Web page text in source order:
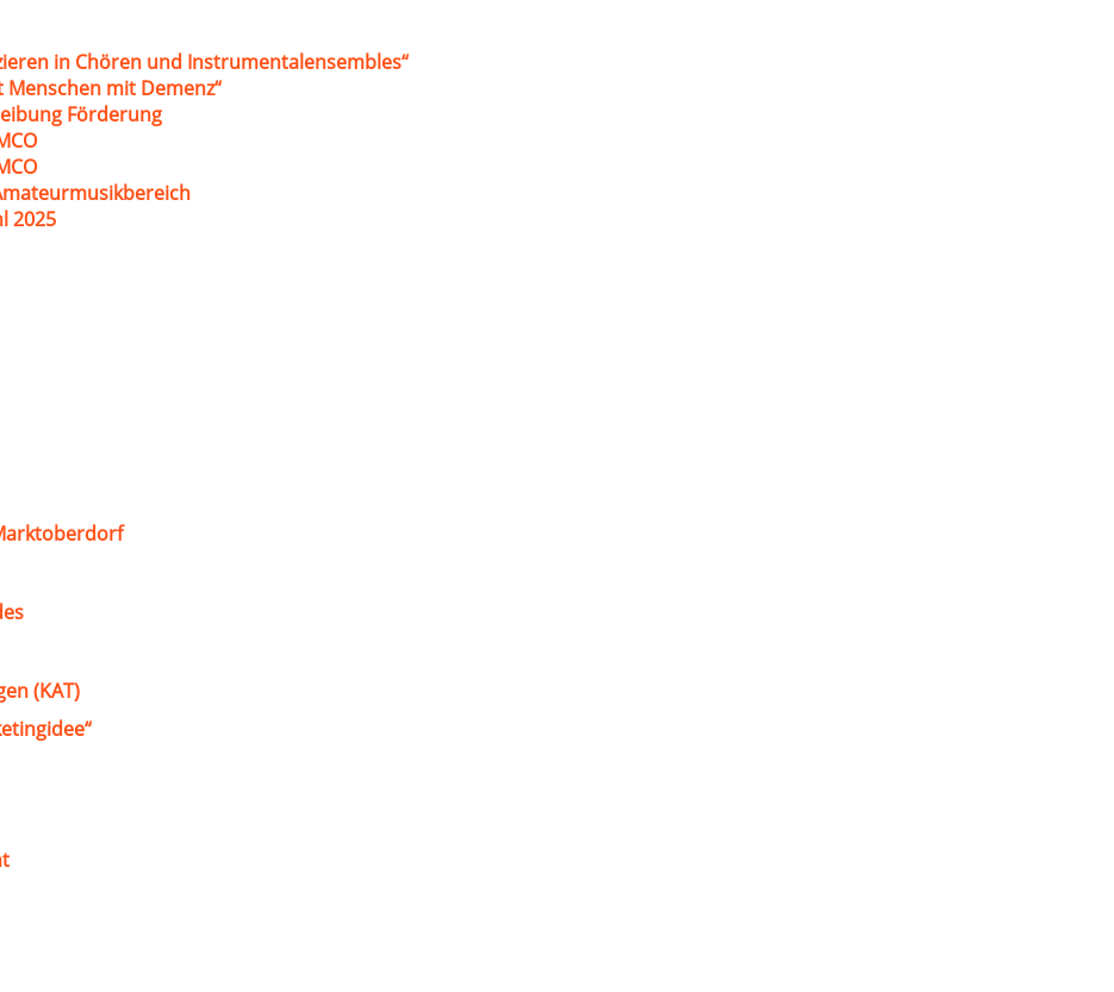
in Chören und Instrumentalensembles“
mit Demenz“
Förderung
2025
(KAT)